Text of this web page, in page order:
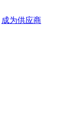
成为供应商